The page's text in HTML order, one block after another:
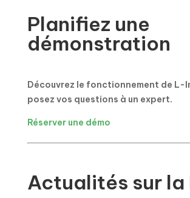
Planifiez une
démonstration
Découvrez le fonctionnement de L-
posez vos questions à un expert.
Réserver une démo
Actualités sur la